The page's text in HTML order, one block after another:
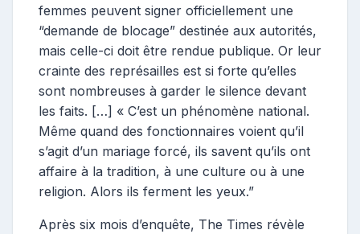
femmes peuvent signer officiellement une
“demande de blocage” destinée aux autorités,
mais celle-ci doit être rendue publique. Or leur
crainte des représailles est si forte qu’elles
sont nombreuses à garder le silence devant
les faits. […] « C’est un phénomène national.
Même quand des fonctionnaires voient qu’il
s’agit d’un mariage forcé, ils savent qu’ils ont
affaire à la tradition, à une culture ou à une
religion. Alors ils ferment les yeux.”
Après six mois d’enquête, The Times révèle